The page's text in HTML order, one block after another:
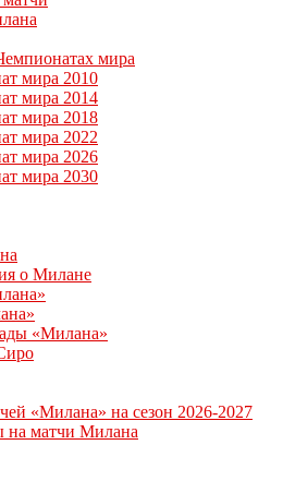
мира
мира 2010
мира 2014
мира 2018
мира 2022
мира 2026
мира 2030
о Милане
«Милана»
«Милана» на сезон 2026-2027
на матчи Милана